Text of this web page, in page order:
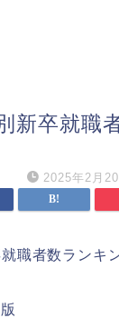
新卒就職
2025年2月20
職者数ランキ